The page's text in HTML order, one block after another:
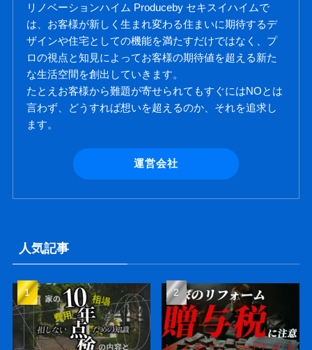
リノベーションハイム Produceby セキスイハイムで
は、お客様が新しく生まれ変わる住まいに期待するデ
ザインや住宅としての機能を満たすだけではなく、プ
ロの視点と知見によってお客様の期待値を超える新た
な生活空間を創出していきます。
たとえお客様から難題が寄せられてもすぐにはNOとは
言わず、どうすれば想いを超えるのか、それを追求し
ます。
運営会社
人気記事